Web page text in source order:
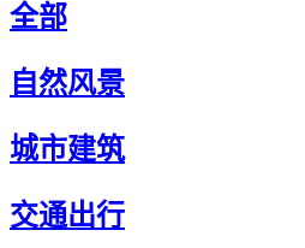
全部
自然风景
城市建筑
交通出行